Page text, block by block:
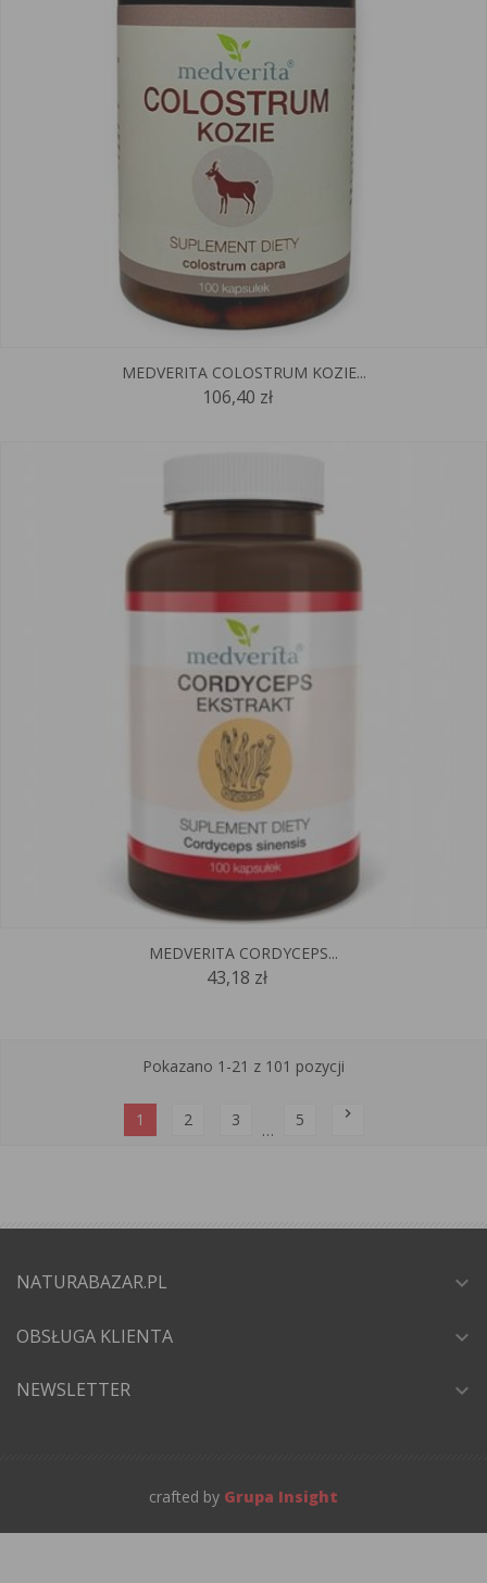
MEDVERITA COLOSTRUM KOZIE...
106,40 zł
MEDVERITA CORDYCEPS...
43,18 zł
Pokazano 1-21 z 101 pozycji
1 2 3
…
5 chevron_right
NATURABAZAR.PL expand_more
OBSŁUGA KLIENTA expand_more
NEWSLETTER expand_more
crafted by Grupa Insight